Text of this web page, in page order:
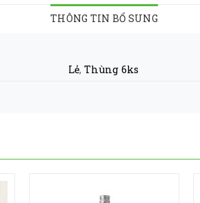
THÔNG TIN BỔ SUNG
Lẻ,Thùng 6ks